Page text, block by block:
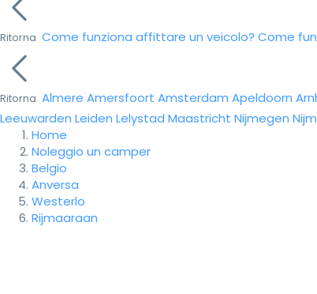
Ritorna Come funziona affittare un veicolo? Come
Ritorna Almere Amersfoort Amsterdam Apeldoorn
Leeuwarden Leiden Lelystad Maastricht Nijmegen
Home
Noleggio un camper
Belgio
Anversa
Westerlo
Rijmaaraan